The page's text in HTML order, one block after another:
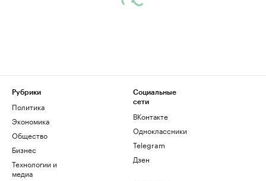
Рубрики
Политика
Экономика
Общество
Бизнес
Технологии и
медиа
Социальные
сети
ВКонтакте
Одноклассники
Telegram
Дзен